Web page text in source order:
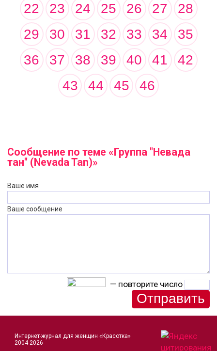
22
23 24 25 26 27
28
29
30 31 32 33 34
35
36
37 38 39 40 41
42
43
44 45 46
Сообщение по теме «Группа "Невада
тан" (Nevada Tan)»
Ваше имя
Ваше сообщение
— повторите число
Интернет-журнал для женщин «Красотка»
2004-2026